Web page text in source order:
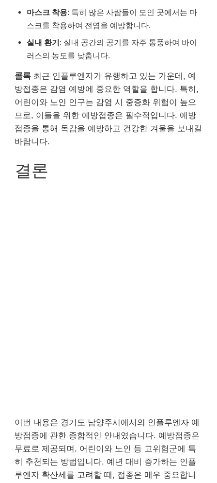
마스크 착용: 특히 많은 사람들이 모인 곳에서는 마
스크를 착용하여 전염을 예방합니다.
실내 환기: 실내 공간의 공기를 자주 통풍하여 바이
러스의 농도를 낮춥니다.
콜록 최근 인플루엔자가 유행하고 있는 가운데, 예
방접종은 감염 예방에 중요한 역할을 합니다. 특히,
어린이와 노인 인구는 감염 시 중증화 위험이 높으
므로, 이들을 위한 예방접종은 필수적입니다. 예방
접종을 통해 독감을 예방하고 건강한 겨울을 보내길
바랍니다.
결론
이번 내용은 경기도 남양주시에서의 인플루엔자 예
방접종에 관한 종합적인 안내였습니다. 예방접종은
무료로 제공되며, 어린이와 노인 등 고위험군에 특
히 추천되는 방법입니다. 예년 대비 증가하는 인플
루엔자 확산세를 고려할 때, 접종은 매우 중요합니